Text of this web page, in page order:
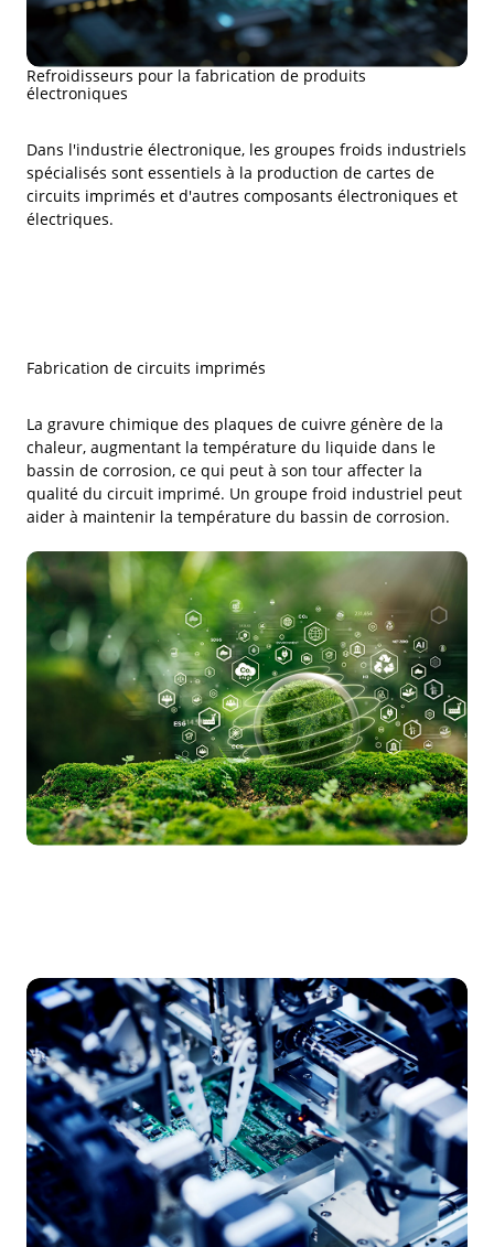
Refroidisseurs pour la fabrication de produits
électroniques
Dans l'industrie électronique, les groupes froids industriels
spécialisés sont essentiels à la production de cartes de
circuits imprimés et d'autres composants électroniques et
électriques.
Fabrication de circuits imprimés
La gravure chimique des plaques de cuivre génère de la
chaleur, augmentant la température du liquide dans le
bassin de corrosion, ce qui peut à son tour affecter la
qualité du circuit imprimé. Un groupe froid industriel peut
aider à maintenir la température du bassin de corrosion.